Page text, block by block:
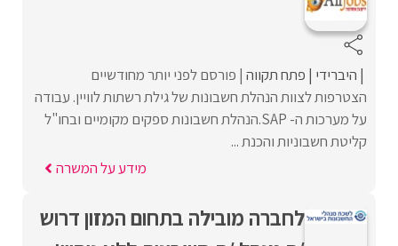
היברידי פתח תקווה פורסם לפני יותר מחודשיים
הצטרפות לצוות הנהלת חשבונות של גילת רשתות לוויין. עבודה
על מערכות ה- SAP.הנהלת חשבונות ספקים מקומיים ובחו"ל
קליטת חשבוניות והכנת ...
מידע על המשרה
לחברה מובילה בתחום המזון דרוש